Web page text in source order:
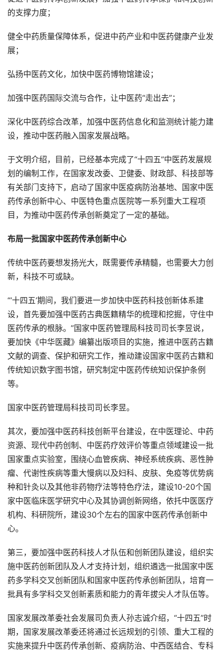
的支撑力度；
健全中药质量保障体系，促进中药产业和中医药健康产业发
展；
弘扬中医药文化，加快中医药博物馆建设；
加强中医药国际交流与合作，让中医药“走出去”；
深化中医药综合改革，加强中医药信息化和监测统计能力建
设，推动中医药融入国家发展战略。
于文明介绍，目前，已经基本完成了“十四五”中医药发展规
划的编制工作，在国家发改委、卫健委、财政部、科技部等
有关部门支持下，启动了国家中医疫病防治基地、国家中医
药传承创新中心、中医特色重点医院等一系列重大工程项
目，为推动中医药传承创新奠定了一定的基础。
布局一批国家中医药传承创新中心
传统中医药要想发扬光大，既需要传承精髓，也需要大力创
新，科技不可或缺。
“‘十四五’期间，我们要进一步加快中医药科技创新体系建
设，首先要加强中医药古典医籍精华的梳理和挖掘，守住中
医药传承的根脉。”国家中医药管理局科技司司长李昱说，
要加快《中华医藏》编纂出版项目的实施，推进中医药古籍
文献的调查、保护和研究工作，推动建设国家中医药古籍和
传统知识数字图书馆，研究制定中医药传统知识保护条例
等。
国家中医药管理局科技司司长李昱。
其次，要加强中医药科技创新平台建设，在中医理论、中药
资源、现代中药创制、中医药疗效评价等重点领域建设一批
国家重点实验室，围绕心血管疾病、神经系统疾病、恶性肿
瘤、代谢性疾病等重大慢病以及妇科、皮肤、免疫等优势病
种和针灸以及其他非药物疗法等特色疗法，建设10-20个国
家中医临床医学研究中心及其协调创新网络，依托中医医疗
机构、科研院所，建设30个左右的国家中医药传承创新中
心。
第三，要加强中医药科技人才队伍和创新团队建设，组织实
施中医药创新团队及人才支持计划，组织遴选一批国家中医
药多学科交叉创新团队和国家中医药传承创新团队，培育一
批具有多学科交叉创新素质和能力的青年拔尖人才队伍等。
国家发展改革委社会发展司负责人孙志诚介绍，“十四五”时
期，国家发展改革委还将通过长远规划的引领、重大工程的
实施来提升中医药传承创新、疫病防治、中西医结合、专科